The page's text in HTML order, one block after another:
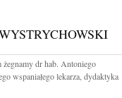
dr hab. Antoniego
wspaniałego lekarza, dydaktyka